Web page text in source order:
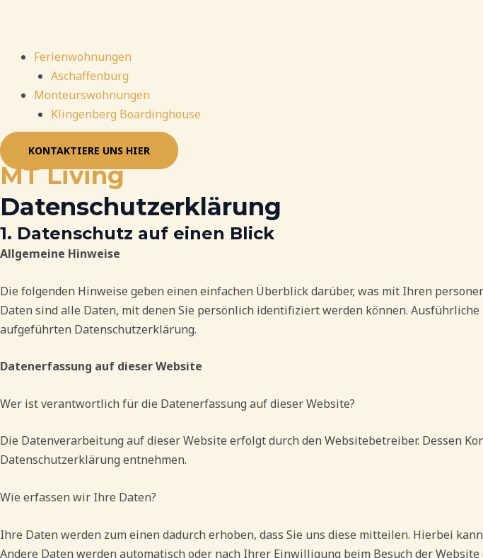
Ferienwohnungen
Aschaffenburg
Monteurswohnungen
Klingenberg Boardinghouse
KONTAKTIERE UNS HIER
MT Living
Datenschutzerklärung
1. Datenschutz auf einen Blick
Allgemeine Hinweise
Die folgenden Hinweise geben einen einfachen Überblick darüber, was mit Ihren
Daten sind alle Daten, mit denen Sie persönlich identifiziert werden können.
aufgeführten Datenschutzerklärung.
Datenerfassung auf dieser Website
Wer ist verantwortlich für die Datenerfassung auf dieser Website?
Die Datenverarbeitung auf dieser Website erfolgt durch den Websitebetreiber. Dessen
Datenschutzerklärung entnehmen.
Wie erfassen wir Ihre Daten?
Ihre Daten werden zum einen dadurch erhoben, dass Sie uns diese mitteilen. Hierbei
Andere Daten werden automatisch oder nach Ihrer Einwilligung beim Besuch der